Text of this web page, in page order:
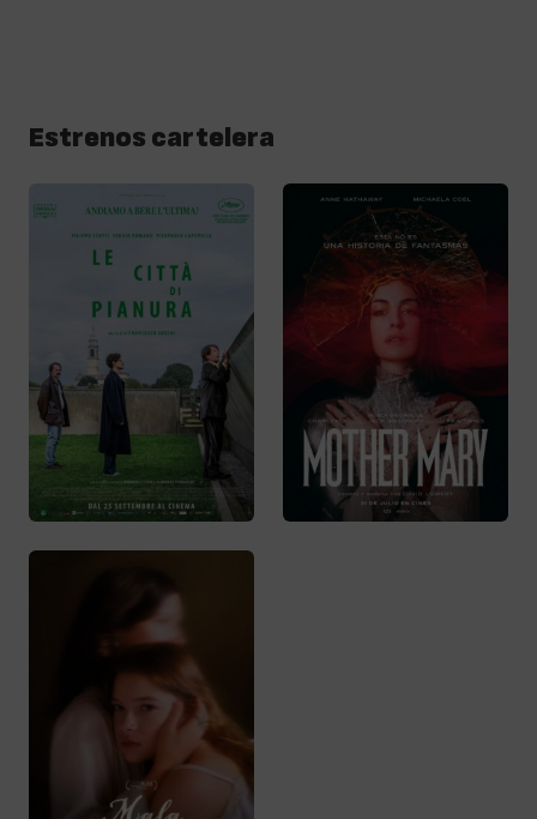
Estrenos cartelera